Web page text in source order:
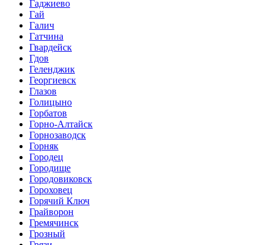
Гаджиево
Гай
Галич
Гатчина
Гвардейск
Гдов
Геленджик
Георгиевск
Глазов
Голицыно
Горбатов
Горно-Алтайск
Горнозаводск
Горняк
Городец
Городище
Городовиковск
Гороховец
Горячий Ключ
Грайворон
Гремячинск
Грозный